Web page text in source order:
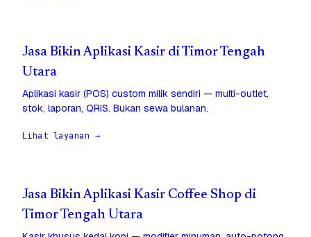
Jasa Bikin Aplikasi Kasir di Timor Tengah
Utara
Aplikasi kasir (POS) custom milik sendiri — multi-outlet,
stok, laporan, QRIS. Bukan sewa bulanan.
Lihat layanan →
Jasa Bikin Aplikasi Kasir Coffee Shop di
Timor Tengah Utara